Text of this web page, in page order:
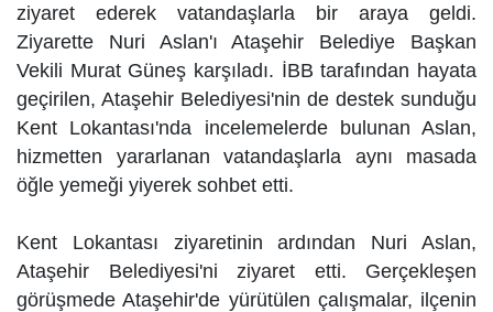
ziyaret ederek vatandaşlarla bir araya geldi.
Ziyarette Nuri Aslan'ı Ataşehir Belediye Başkan
Vekili Murat Güneş karşıladı. İBB tarafından hayata
geçirilen, Ataşehir Belediyesi'nin de destek sunduğu
Kent Lokantası'nda incelemelerde bulunan Aslan,
hizmetten yararlanan vatandaşlarla aynı masada
öğle yemeği yiyerek sohbet etti.
Kent Lokantası ziyaretinin ardından Nuri Aslan,
Ataşehir Belediyesi'ni ziyaret etti. Gerçekleşen
görüşmede Ataşehir'de yürütülen çalışmalar, ilçenin